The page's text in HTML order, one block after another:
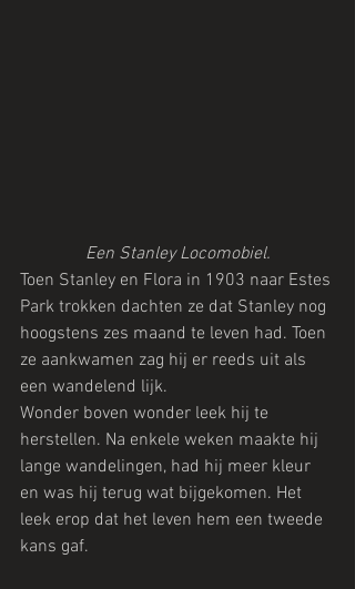
Een Stanley Locomobiel.
Toen Stanley en Flora in 1903 naar Estes
Park trokken dachten ze dat Stanley nog
hoogstens zes maand te leven had. Toen
ze aankwamen zag hij er reeds uit als
een wandelend lijk.
Wonder boven wonder leek hij te
herstellen. Na enkele weken maakte hij
lange wandelingen, had hij meer kleur
en was hij terug wat bijgekomen. Het
leek erop dat het leven hem een tweede
kans gaf.